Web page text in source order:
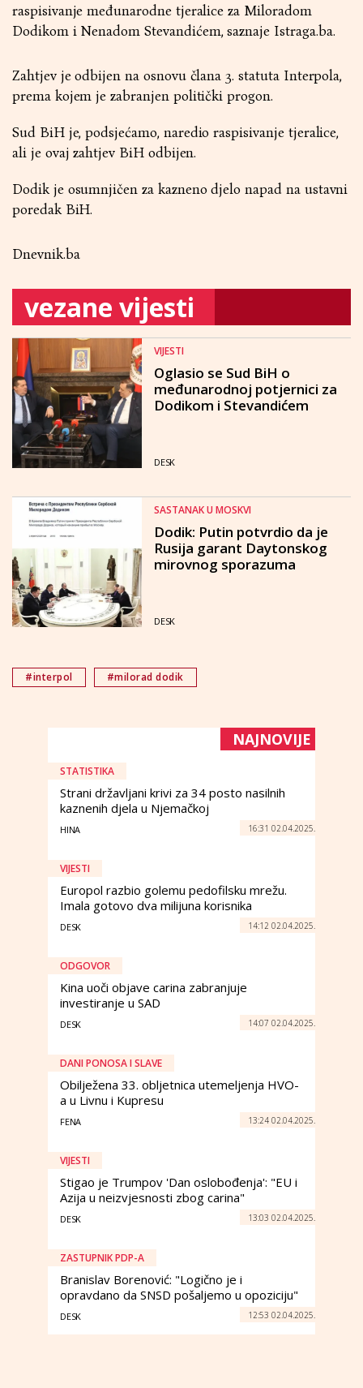
raspisivanje međunarodne tjeralice za Miloradom
Dodikom i Nenadom Stevandićem, saznaje Istraga.ba.
Zahtjev je odbijen na osnovu člana 3. statuta Interpola,
prema kojem je zabranjen politički progon.
Sud BiH je, podsjećamo, naredio raspisivanje tjeralice,
ali je ovaj zahtjev BiH odbijen.
Dodik je osumnjičen za kazneno djelo napad na ustavni
poredak BiH.
Dnevnik.ba
vezane vijesti
VIJESTI
Oglasio se Sud BiH o
međunarodnoj potjernici za
Dodikom i Stevandićem
DESK
SASTANAK U MOSKVI
Dodik: Putin potvrdio da je
Rusija garant Daytonskog
mirovnog sporazuma
DESK
#interpol #milorad dodik
NAJNOVIJE
STATISTIKA
Strani državljani krivi za 34 posto nasilnih
kaznenih djela u Njemačkoj
HINA 16:31 02.04.2025.
VIJESTI
Europol razbio golemu pedofilsku mrežu.
Imala gotovo dva milijuna korisnika
DESK 14:12 02.04.2025.
ODGOVOR
Kina uoči objave carina zabranjuje
investiranje u SAD
DESK 14:07 02.04.2025.
DANI PONOSA I SLAVE
Obilježena 33. obljetnica utemeljenja HVO-
a u Livnu i Kupresu
FENA 13:24 02.04.2025.
VIJESTI
Stigao je Trumpov 'Dan oslobođenja': "EU i
Azija u neizvjesnosti zbog carina"
DESK 13:03 02.04.2025.
ZASTUPNIK PDP-A
Branislav Borenović: "Logično je i
opravdano da SNSD pošaljemo u opoziciju"
DESK 12:53 02.04.2025.